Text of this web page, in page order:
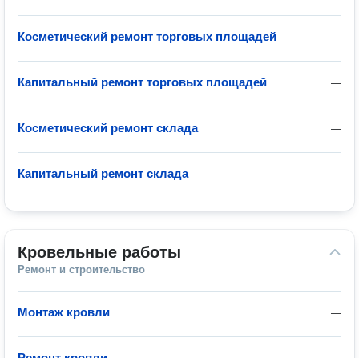
—
Косметический ремонт торговых площадей
—
Капитальный ремонт торговых площадей
—
Косметический ремонт склада
—
Капитальный ремонт склада
Кровельные работы
Ремонт и строительство
—
Монтаж кровли